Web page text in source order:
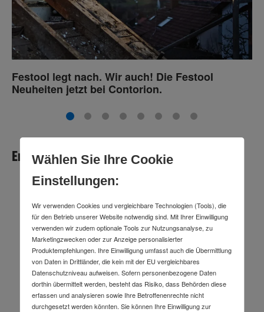
Festool legt nach. Wir auch! Die Festool
Neuheiten jetzt bei Contorion.
Entdecke Contorions Markenwelten
Wählen Sie Ihre Cookie
Einstellungen:
Wir verwenden Cookies und vergleichbare Technologien (Tools), die
für den Betrieb unserer Website notwendig sind. Mit Ihrer Einwilligung
verwenden wir zudem optionale Tools zur Nutzungsanalyse, zu
Marketingzwecken oder zur Anzeige personalisierter
Produktempfehlungen. Ihre Einwilligung umfasst auch die Übermittlung
von Daten in Drittländer, die kein mit der EU vergleichbares
Datenschutzniveau aufweisen. Sofern personenbezogene Daten
dorthin übermittelt werden, besteht das Risiko, dass Behörden diese
erfassen und analysieren sowie Ihre Betroffenenrechte nicht
durchgesetzt werden könnten. Sie können Ihre Einwilligung zur